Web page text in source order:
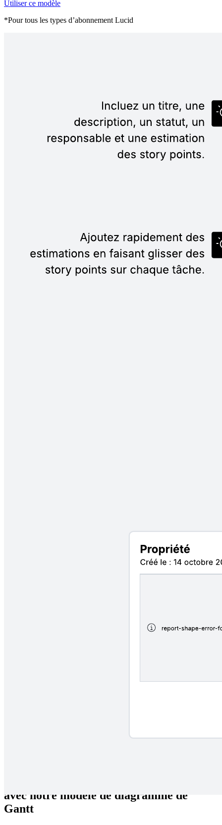
Utiliser ce modèle
*Pour tous les types d’abonnement Lucid
projet de manière chronologique et générer une roadmap visuelle de
avec notre modèle de diagramme de
Gantt